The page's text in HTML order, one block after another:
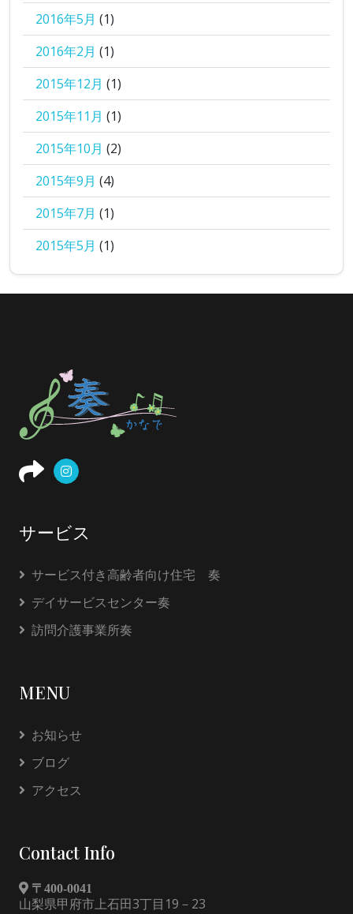
2016年5月 (1)
2016年2月 (1)
2015年12月 (1)
2015年11月 (1)
2015年10月 (2)
2015年9月 (4)
2015年7月 (1)
2015年5月 (1)
サービス
サービス付き高齢者向け住宅 奏
デイサービスセンター奏
訪問介護事業所奏
MENU
お知らせ
ブログ
アクセス
Contact Info
〒400-0041
山梨県甲府市上石田3丁目19－23